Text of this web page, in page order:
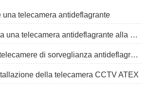
una telecamera antideflagrante
2.ZUOAN presenta una telecamera antideflagrante alla Global & Mining Expo
3. Applicazioni di telecamere di sorveglianza antideflagranti
della telecamera CCTV ATEX